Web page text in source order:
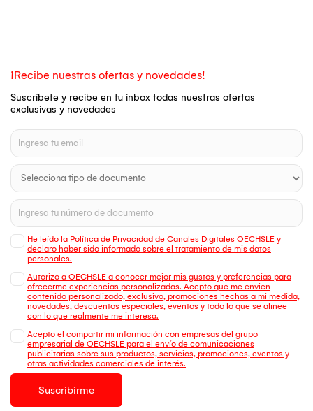
¡Recibe nuestras ofertas y novedades!
Suscríbete y recibe en tu inbox todas nuestras ofertas
exclusivas y novedades
He leído la Política de Privacidad de Canales Digitales OECHSLE y
declaro haber sido informado sobre el tratamiento de mis datos
personales.
Autorizo a OECHSLE a conocer mejor mis gustos y preferencias para
ofrecerme experiencias personalizadas. Acepto que me envien
contenido personalizado, exclusivo, promociones hechas a mi medida,
novedades, descuentos especiales, eventos y todo lo que se alinee
con lo que realmente me interesa.
Acepto el compartir mi información con empresas del grupo
empresarial de OECHSLE para el envío de comunicaciones
publicitarias sobre sus productos, servicios, promociones, eventos y
otras actividades comerciales de interés.
Suscribirme